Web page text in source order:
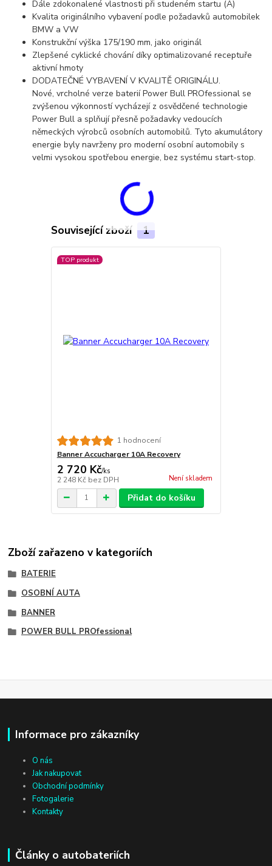
Dále zdokonalené vlastnosti při studeném startu (A)
Kvalita originálního vybavení podle požadavků automobilek
BMW a VW
Konstrukční výška 175/190 mm, jako originál
Zlepšené cyklické chování díky optimalizované receptuře
aktivní hmoty
DODATEČNÉ VYBAVENÍ V KVALITĚ ORIGINÁLU.
Nové, vrcholné verze baterií Power Bull PROfessional se
zvýšenou výkonností vycházejí z osvědčené technologie
Power Bull a splňují přesně požadavky vedoucích
německých výrobců osobních automobilů. Tyto akumulátory
energie byly navrženy pro moderní osobní automobily s
velmi vysokou spotřebou energie, bez systému start-stop.
Související zboží 1
TOP produkt
1 hodnocení
Banner Accucharger 10A Recovery
2 720 Kč/ks
2 248 Kč bez DPH Není skladem
Přidat do košíku
Zboží zařazeno v kategoriích
BATERIE
OSOBNÍ AUTA
BANNER
POWER BULL PROfessional
Informace pro zákazníky
O nás
Jak nakupovat
Obchodní podmínky
Fotogalerie
Kontakty
Články o autobateriích